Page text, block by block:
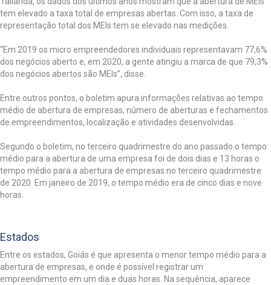
tem elevado a taxa total de empresas abertas. Com isso, a taxa de
representação total dos MEIs tem se elevado nas medições.
“Em 2019 os micro empreendedores individuais representavam 77,6%
dos negócios aberto e, em 2020, a gente atingiu a marca de que 79,3%
dos negócios abertos são MEIs”, disse.
Entre outros pontos, o boletim apura informações relativas ao tempo
médio de abertura de empresas, número de aberturas e fechamentos
de empreendimentos, localização e atividades desenvolvidas.
Segundo o boletim, no terceiro quadrimestre do ano passado o tempo
médio para a abertura de uma empresa foi de dois dias e 13 horas o
tempo médio para a abertura de empresas no terceiro quadrimestre
de 2020. Em janeiro de 2019, o tempo médio era de cinco dias e nove
horas.
Estados
Entre os estados, Goiás é que apresenta o menor tempo médio para a
abertura de empresas, e onde é possível registrar um
empreendimento em um dia e duas horas. Na sequência, aparece